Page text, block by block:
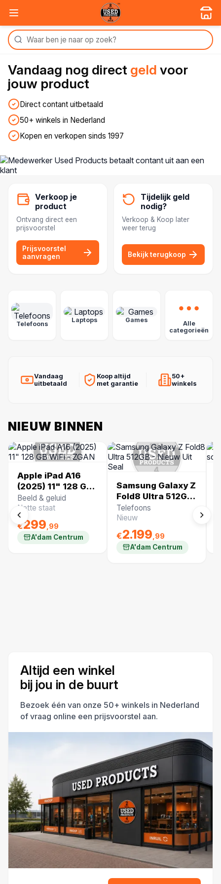
Vandaag nog direct geld voor
jouw product
Direct contant uitbetaald
50+ winkels in Nederland
Kopen en verkopen sinds 1997
Verkoop je
product
Ontvang direct een
prijsvoorstel
Prijsvoorstel
aanvragen
Tijdelijk geld
nodig?
Verkoop & Koop later
weer terug
Bekijk terugkoop
Telefoons
Laptops Games
Alle
categorieën
Vandaag
uitbetaald
Koop altijd
met garantie
50+
winkels
NIEUW BINNEN
Apple iPad A16
(2025) 11" 128 GB
WiFi - ZGAN
Beeld & geluid
Nette staat
€299 ,99
A'dam Centrum
Samsung Galaxy Z
Fold8 Ultra 512GB
- Nieuw Uit Seal
Telefoons
Nieuw
€2.199 ,99
A'dam Centrum
Altijd een winkel
bij jou in de buurt
Bezoek één van onze 50+ winkels in Nederland
of vraag online een prijsvoorstel aan.